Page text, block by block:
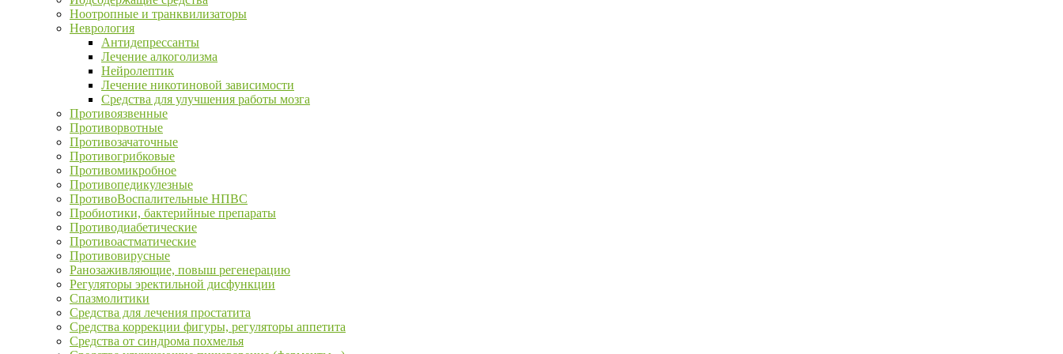
Ноотропные и транквилизаторы
Неврология
Антидепрессанты
Лечение алкоголизма
Нейролептик
Лечение никотиновой зависимости
Средства для улучшения работы мозга
Противоязвенные
Противорвотные
Противозачаточные
Противогрибковые
Противомикробное
Противопедикулезные
ПротивоВоспалительные НПВС
Пробиотики, бактерийные препараты
Противодиабетические
Противоастматические
Противовирусные
Ранозаживляющие, повыш регенерацию
Регуляторы эректильной дисфункции
Спазмолитики
Средства для лечения простатита
Средства коррекции фигуры, регуляторы аппетита
Средства от синдрома похмелья